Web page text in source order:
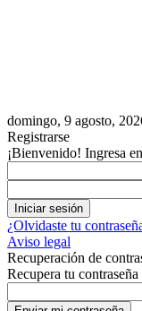
domingo, 9 agosto,
Registrarse
¡Bienvenido! Ingresa
¿Olvidaste tu
Aviso legal
Recuperación de
Recupera tu contraseña